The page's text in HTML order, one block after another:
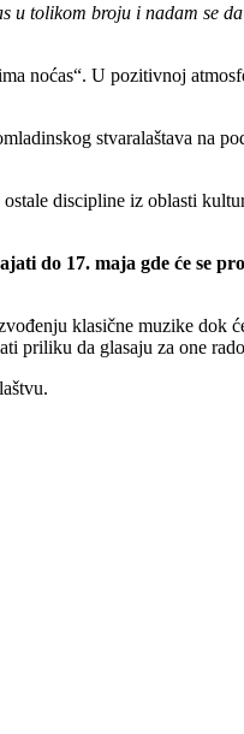
u tolikom broju i nadam se
noćas“. U pozitivnoj
stvaralaštava na
discipline iz oblasti
do 17. maja gde će se
klasične muzike dok
priliku da glasaju za one